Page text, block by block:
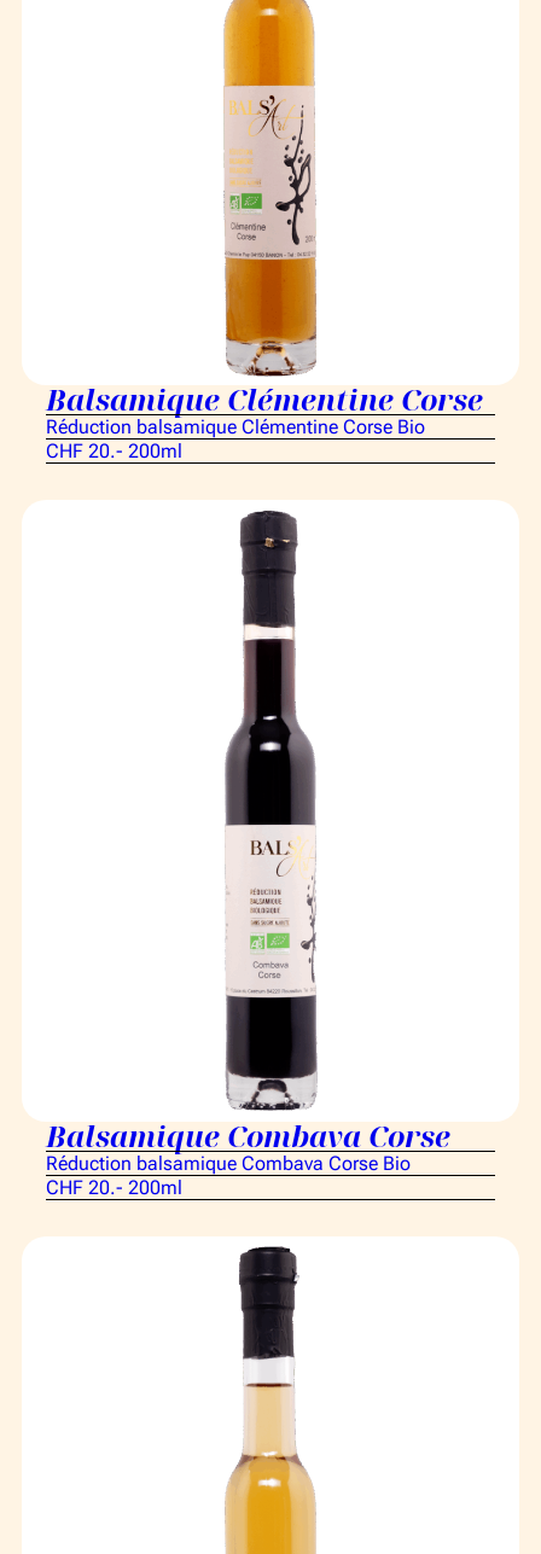
Balsamique Clémentine Corse
Réduction balsamique Clémentine Corse Bio
CHF 20.- 200ml
Balsamique Combava Corse
Réduction balsamique Combava Corse Bio
CHF 20.- 200ml